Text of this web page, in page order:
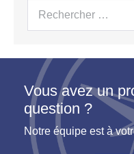
Recherche
Vous avez un
question ?
Notre équipe est à